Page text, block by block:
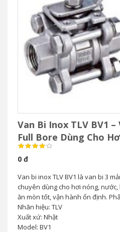
Van Bi Inox TLV BV1
Full Bore Dùng Cho
0 đ
Van bi inox TLV BV1 là van bi 3
chuyên dùng cho hơi nóng,
ăn mòn tốt, vận hành ổn định.
Nhãn hiệu: TLV
Xuất xứ: Nhật
Model: BV1